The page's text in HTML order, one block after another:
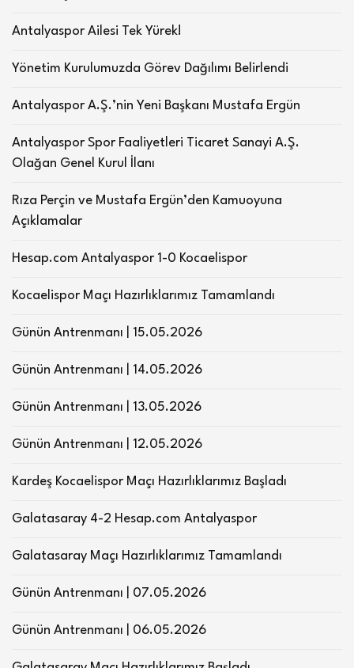
Antalyaspor Ailesi Tek Yürek!
Yönetim Kurulumuzda Görev Dağılımı Belirlendi
Antalyaspor A.Ş.’nin Yeni Başkanı Mustafa Ergün
Antalyaspor Spor Faaliyetleri Ticaret Sanayi A.Ş.
Olağan Genel Kurul İlanı
Rıza Perçin ve Mustafa Ergün’den Kamuoyuna
Açıklamalar
Hesap.com Antalyaspor 1-0 Kocaelispor
Kocaelispor Maçı Hazırlıklarımız Tamamlandı
Günün Antrenmanı | 15.05.2026
Günün Antrenmanı | 14.05.2026
Günün Antrenmanı | 13.05.2026
Günün Antrenmanı | 12.05.2026
Kardeş Kocaelispor Maçı Hazırlıklarımız Başladı
Galatasaray 4-2 Hesap.com Antalyaspor
Galatasaray Maçı Hazırlıklarımız Tamamlandı
Günün Antrenmanı | 07.05.2026
Günün Antrenmanı | 06.05.2026